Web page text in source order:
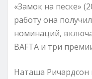
«Замок на песке»
работу она
номинаций,
BAFTA и три
Наташа Ричардсон